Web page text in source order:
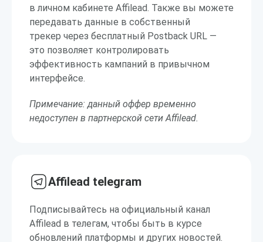
в личном кабинете Affilead. Также вы можете
передавать данные в собственный
трекер через бесплатный Postback URL —
это позволяет контролировать
эффективность кампаний в привычном
интерфейсе.
Примечание: данный оффер временно
недоступен в партнерской сети Affilead.
Affilead telegram
Подписывайтесь на официальный канал
Affilead в телегам, чтобы быть в курсе
обновлений платформы и других новостей.